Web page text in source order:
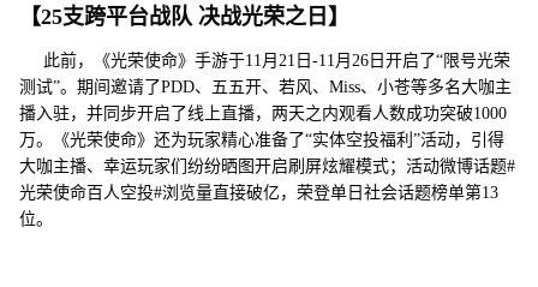
【25支跨平台战队 决战光荣之日】
此前，《光荣使命》手游于11月21日-11月26日开启了“限号光荣
测试”。期间邀请了PDD、五五开、若风、Miss、小苍等多名大咖主
播入驻，并同步开启了线上直播，两天之内观看人数成功突破1000
万。《光荣使命》还为玩家精心准备了“实体空投福利”活动，引得
大咖主播、幸运玩家们纷纷晒图开启刷屏炫耀模式；活动微博话题#
光荣使命百人空投#浏览量直接破亿，荣登单日社会话题榜单第13
位。